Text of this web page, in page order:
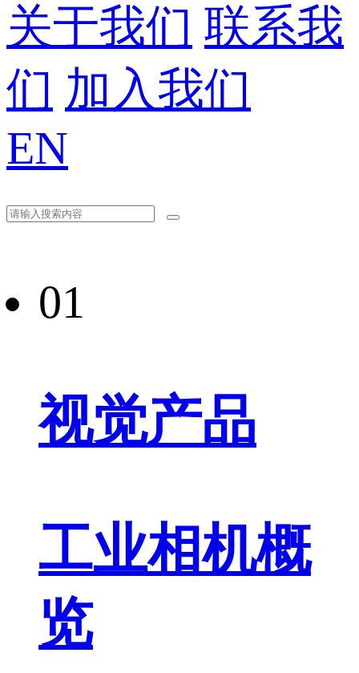
关于我们 联系我
们 加入我们
EN
01
视觉产品
工业相机概
览